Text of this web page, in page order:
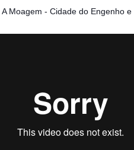
Moagem - Cidade do Engenho